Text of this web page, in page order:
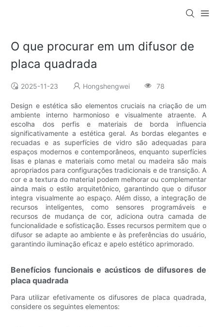
O que procurar em um difusor de
placa quadrada
2025-11-23 Hongshengwei 78
Design e estética são elementos cruciais na criação de um
ambiente interno harmonioso e visualmente atraente. A
escolha dos perfis e materiais de borda influencia
significativamente a estética geral. As bordas elegantes e
recuadas e as superfícies de vidro são adequadas para
espaços modernos e contemporâneos, enquanto superfícies
lisas e planas e materiais como metal ou madeira são mais
apropriados para configurações tradicionais e de transição. A
cor e a textura do material podem melhorar ou complementar
ainda mais o estilo arquitetônico, garantindo que o difusor
integra visualmente ao espaço. Além disso, a integração de
recursos inteligentes, como sensores programáveis ​​e
recursos de mudança de cor, adiciona outra camada de
funcionalidade e sofisticação. Esses recursos permitem que o
difusor se adapte ao ambiente e às preferências do usuário,
garantindo iluminação eficaz e apelo estético aprimorado.
Benefícios funcionais e acústicos de difusores de
placa quadrada
Para utilizar efetivamente os difusores de placa quadrada,
considere os seguintes elementos: